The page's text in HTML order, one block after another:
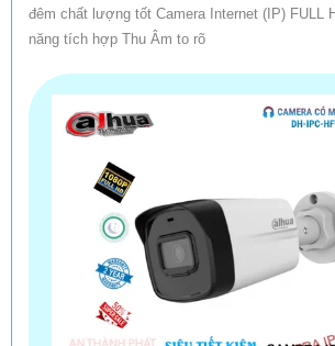
đêm chất lượng tốt Camera Internet (IP) FULL
năng tích hợp Thu Âm to rõ